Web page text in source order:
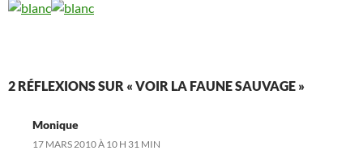
2 RÉFLEXIONS SUR « VOIR LA FAUNE SAUVAGE »
Monique
17 MARS 2010 À 10 H 31 MIN